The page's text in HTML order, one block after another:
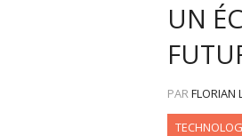
UN
PARFLORIAN